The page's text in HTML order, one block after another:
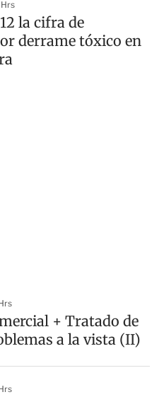
la cifra de
derrame tóxico en
+ Tratado de
a la vista (II)